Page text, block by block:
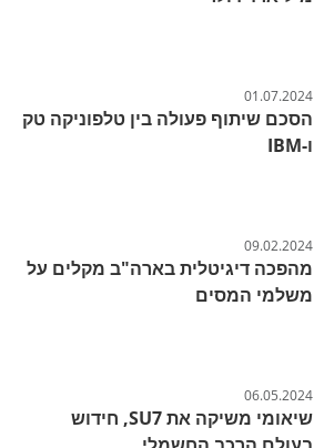
01.07.2024
הסכם שיתוף פעולה בין טלפוניקה טק
ו-IBM
09.02.2024
מהפכה דיגיטלית בארה"ב מקלים על
משלמי המסים
06.05.2024
שיאומי משיקה את SU7, חידוש